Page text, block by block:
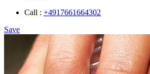
Call : +4917661664302
Save